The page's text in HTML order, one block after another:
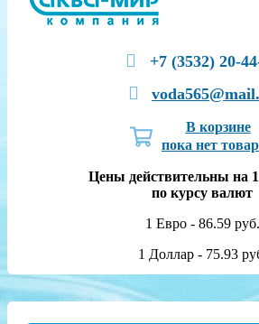
+7 (3532) 20-
В корзине
пока нет
Цены действительны на
по курсу валют
1 Евро - 86.59 руб.
1 Доллар - 75.93